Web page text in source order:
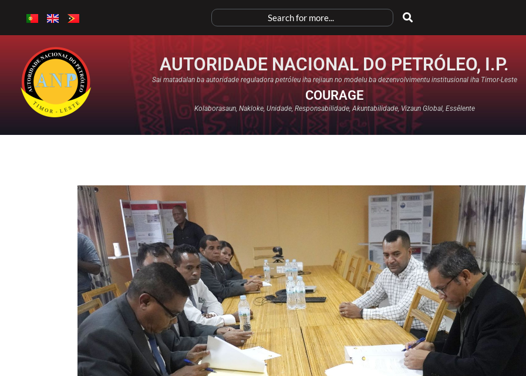
AUTORIDADE NACIONAL DO PETRÓLEO, I.P.
Sai matadalan ba autoridade reguladora petróleu iha rejiaun no modelu ba dezenvolvimentu institusional iha Timor-Leste
COURAGE
Kolaborasaun, Nakloke, Unidade, Responsabilidade, Akuntabilidade, Vizaun Global, Essêlente